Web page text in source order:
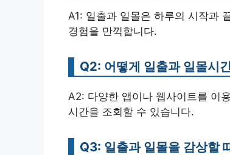
A1: 일출과 일몰은 하루의 시작과
경험을 만끽합니다.
Q2: 어떻게 일출과 일몰시
A2: 다양한 앱이나 웹사이트를 이
시간을 조회할 수 있습니다.
Q3: 일출과 일몰을 감상할